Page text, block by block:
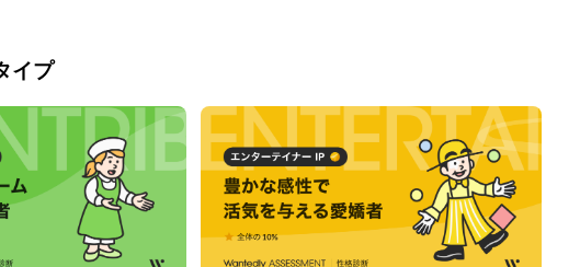
ヒトの力で「やれる」に》
を通じて企業の課題や目標を実現する伴走者です。
シロい。」という価値観を基盤に、
イプ